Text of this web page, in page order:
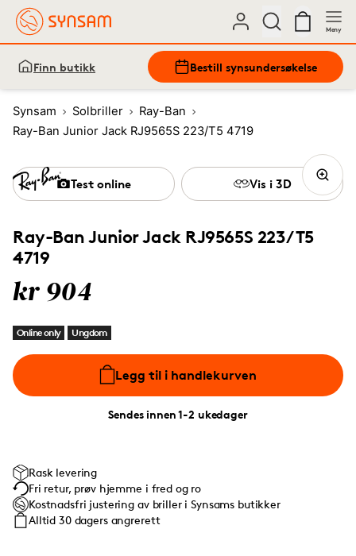
Meny
Finn butikk Bestill synsundersøkelse
Synsam Solbriller
Ray-Ban
Ray-Ban Junior Jack RJ9565S 223/T5 4719
Ray-Ban Junior Jack RJ9565S 223/T5
4719
kr 904
Online only Ungdom
Legg til i handlekurven
Sendes innen 1-2 ukedager
Test online Vis i 3D
Rask levering
Fri retur, prøv hjemme i fred og ro
Kostnadsfri justering av briller i Synsams butikker
Alltid 30 dagers angrerett